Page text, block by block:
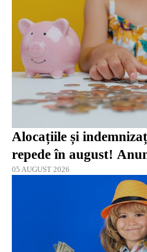
Alocațiile și
repede în august!
05 AUGUST 2026